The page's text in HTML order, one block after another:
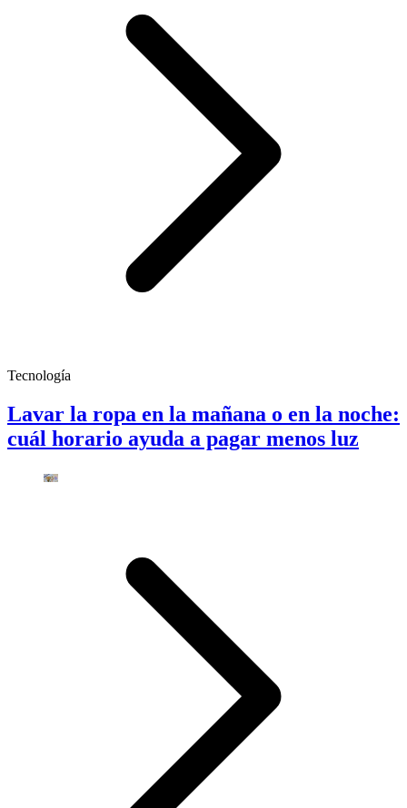
Tecnología
Lavar la ropa en la mañana o en la noche:
cuál horario ayuda a pagar menos luz